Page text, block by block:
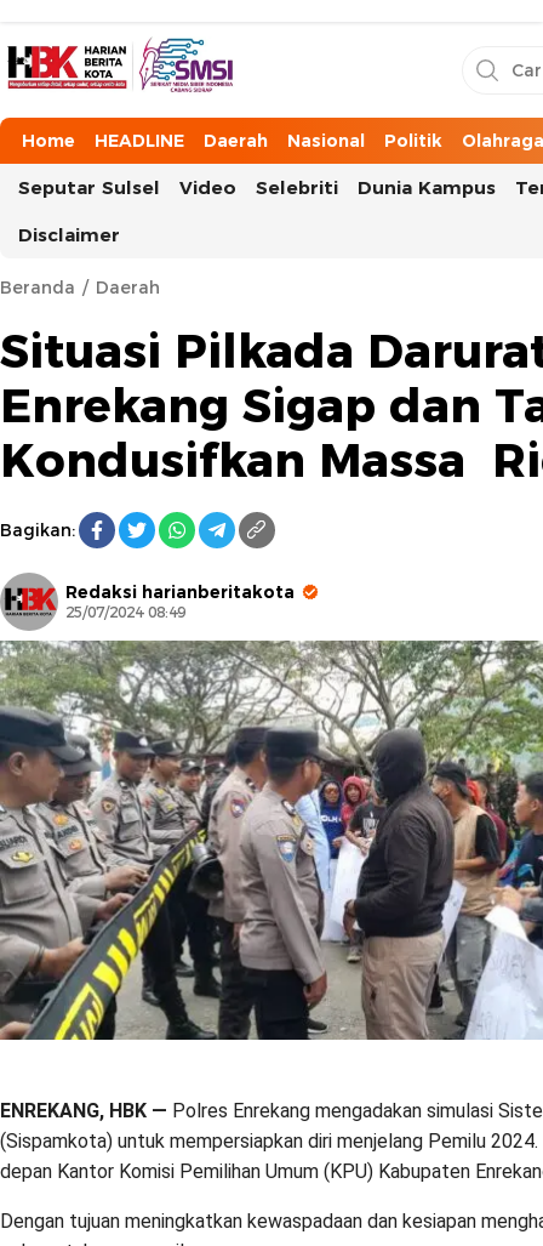
HarianBeritaKota
Mengabarkan Setiap Detil, Sudut, dan Cerita Kota
Home HEADLINE Daerah Nasional Politik Olahraga
Seputar Sulsel Video Selebriti Dunia Kampus
Disclaimer
Beranda Daerah
Situasi Pilkada
Enrekang Sigap dan
Kondusifkan Massa
Bagikan:
Redaksi harianberitakota
25/07/2024 08:49
ENREKANG, HBK — Polres Enrekang mengadakan simulasi
(Sispamkota) untuk mempersiapkan diri menjelang Pemilu 2024.
depan Kantor Komisi Pemilihan Umum (KPU) Kabupaten
Dengan tujuan meningkatkan kewaspadaan dan kesiapan